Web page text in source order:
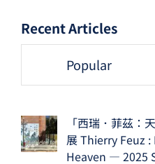
Recent Articles
Popular
「西瑞．菲茲：
展 Thierry Feuz
Heaven — 2025